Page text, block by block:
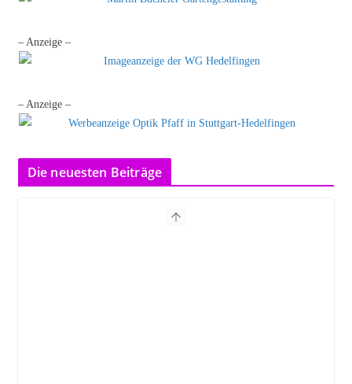
– Anzeige –
– Anzeige –
Die neuesten Beiträge